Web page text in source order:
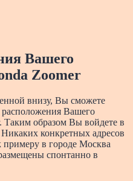
Вашего
Zoomer
внизу, Вы сможете
расположения Вашего
Таким образом Вы войдете в
конкретных адресов
примеру в городе Москва
спонтанно в